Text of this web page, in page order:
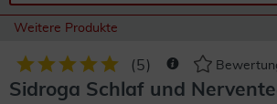
Weitere Produkte
(5)
Sidroga Schlaf und